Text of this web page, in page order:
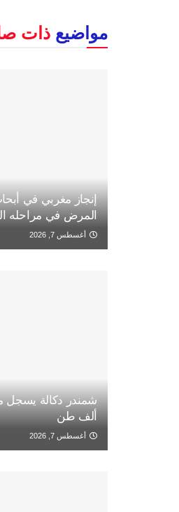
مواضيع ذات
إنجاز مغربي في
المرض في مراحله
أغسطس 7, 2026
ألف طن
أغسطس 7, 2026